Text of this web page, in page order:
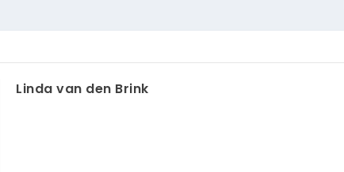
Linda van den Brink